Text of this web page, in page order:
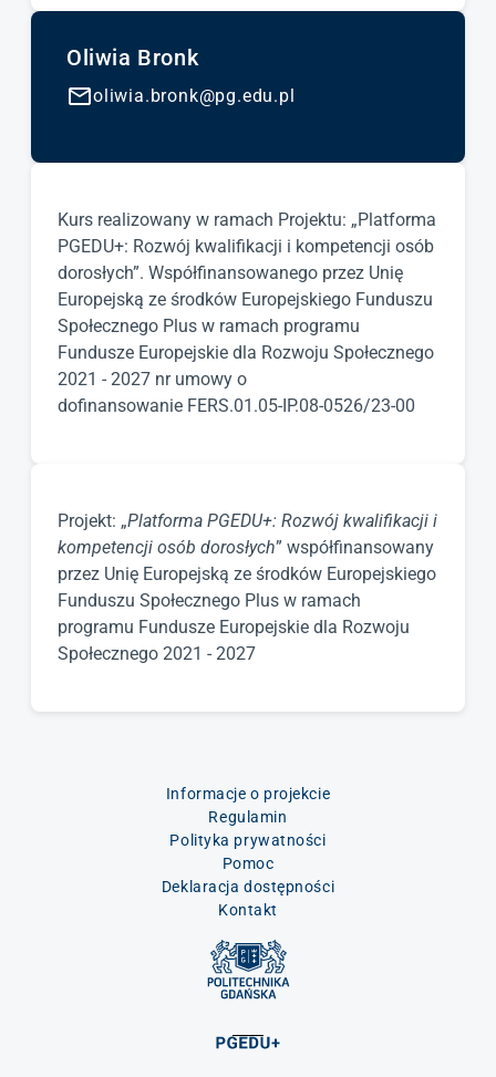
Oliwia Bronk
oliwia.bronk@pg.edu.pl
Kurs realizowany w ramach Projektu: „Platforma
PGEDU+: Rozwój kwalifikacji i kompetencji osób
dorosłych”. Współfinansowanego przez Unię
Europejską ze środków Europejskiego Funduszu
Społecznego Plus w ramach programu
Fundusze Europejskie dla Rozwoju Społecznego
2021 - 2027 nr umowy o
dofinansowanie FERS.01.05-IP.08-0526/23-00
Projekt: „Platforma PGEDU+: Rozwój kwalifikacji i
kompetencji osób dorosłych” współfinansowany
przez Unię Europejską ze środków Europejskiego
Funduszu Społecznego Plus w ramach
programu Fundusze Europejskie dla Rozwoju
Społecznego 2021 - 2027
Informacje o projekcie
Regulamin
Polityka prywatności
Pomoc
Deklaracja dostępności
Kontakt